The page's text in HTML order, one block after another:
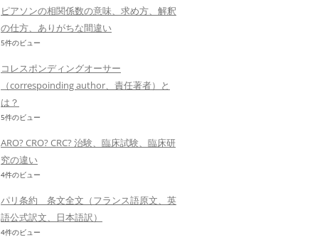
ピアソンの相関係数の意味、求め方、解釈
の仕方、ありがちな間違い
5件のビュー
コレスポンディングオーサー
（correspoinding author、責任著者）と
は？
5件のビュー
ARO? CRO? CRC? 治験、臨床試験、臨床研
究の違い
4件のビュー
パリ条約 条文全文（フランス語原文、英
語公式訳文、日本語訳）
4件のビュー